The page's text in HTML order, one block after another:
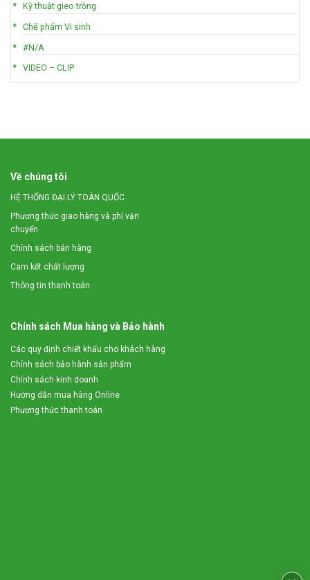
Kỹ thuật gieo trồng
Chế phẩm Vi sinh
#N/A
VIDEO – CLIP
Về chúng tôi
HỆ THỐNG ĐẠI LÝ TOÀN QUỐC
Phương thức giao hàng và phí vận
chuyển
Chính sách bán hàng
Cam kết chất lượng
Thông tin thanh toán
Chính sách Mua hàng và Bảo hành
Các quy định chiết khấu cho khách hàng
Chính sách bảo hành sản phẩm
Chính sách kinh doanh
Hướng dẫn mua hàng Online
Phương thức thanh toán